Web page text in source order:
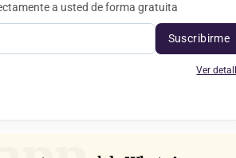
a usted de forma gratuita
Suscribirme
Ver